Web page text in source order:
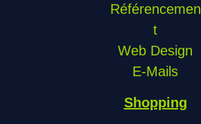
Référencemen
t
Web Design
E-Mails
Shopping